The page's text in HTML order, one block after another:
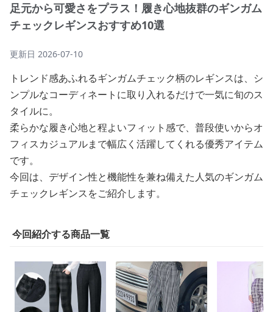
足元から可愛さをプラス！履き心地抜群のギンガム
チェックレギンスおすすめ10選
更新日 2026-07-10
トレンド感あふれるギンガムチェック柄のレギンスは、シ
ンプルなコーディネートに取り入れるだけで一気に旬のス
タイルに。
柔らかな履き心地と程よいフィット感で、普段使いからオ
フィスカジュアルまで幅広く活躍してくれる優秀アイテム
です。
今回は、デザイン性と機能性を兼ね備えた人気のギンガム
チェックレギンスをご紹介します。
今回紹介する商品一覧